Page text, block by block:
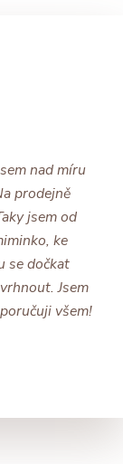
nad míru
prodejně
jsem od
ke
se dočkat
Jsem
všem!